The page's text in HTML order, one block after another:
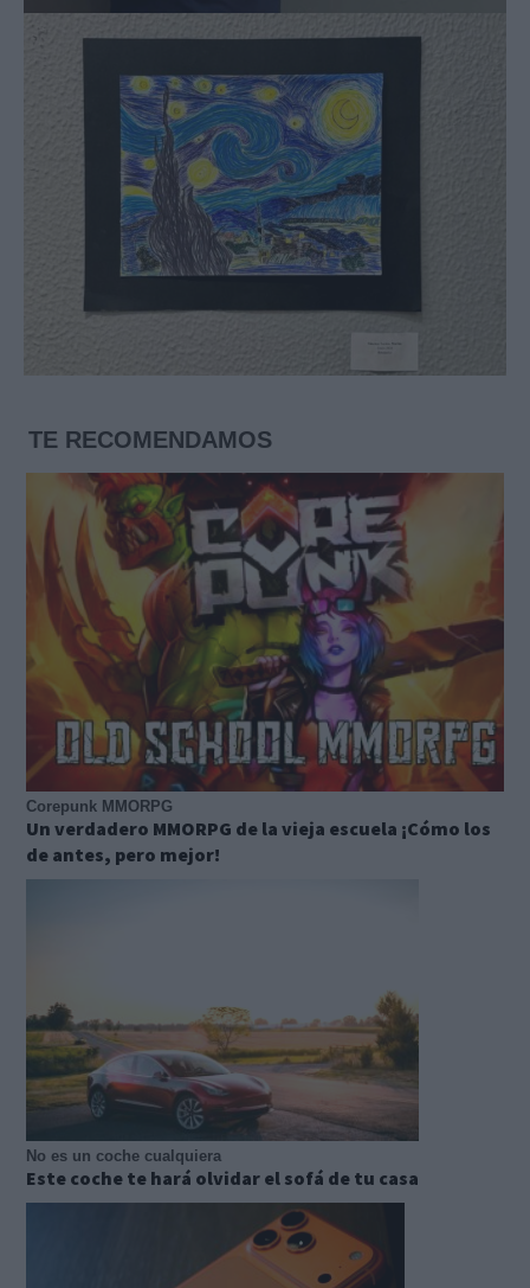
TE RECOMENDAMOS
Corepunk MMORPG
Un verdadero MMORPG de la vieja escuela ¡Cómo los
de antes, pero mejor!
No es un coche cualquiera
Este coche te hará olvidar el sofá de tu casa